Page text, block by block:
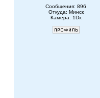
Сообщения: 896
Откуда: Минск
Камера: 1Dx